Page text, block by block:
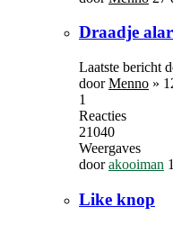
Draadje
Laatste bericht
doorMenno »
1
Reacties
21040
Weergaves
doorakooiman
Like knop